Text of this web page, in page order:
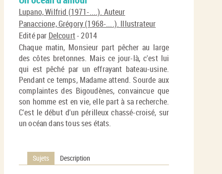
Lupano, Wilfrid (1971-....). Auteur
Panaccione, Grégory (1968-....). Illustrateur
Edité par Delcourt- 2014
Chaque matin, Monsieur part pêcher au large
des côtes bretonnes. Mais ce jour-là, c'est lui
qui est pêché par un effrayant bateau-usine.
Pendant ce temps, Madame attend. Sourde aux
complaintes des Bigoudènes, convaincue que
son homme est en vie, elle part à sa recherche.
C'est le début d'un périlleux chassé-croisé, sur
un océan dans tous ses états.
Sujets Description